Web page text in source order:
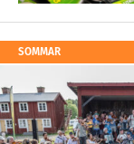
SOMMAR